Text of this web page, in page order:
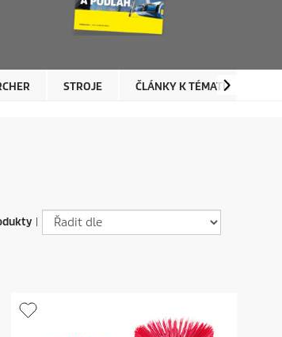
STROJE ČLÁNKY K TÉMATU
|